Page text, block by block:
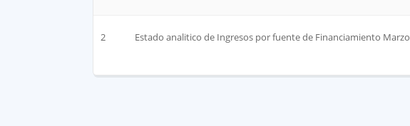
2 Estado analitico de Ingresos por fuente de Financiamiento Marzo